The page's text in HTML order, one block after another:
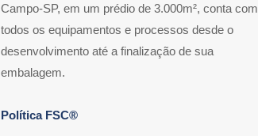
Campo-SP, em um prédio de 3.000m², conta com
todos os equipamentos e processos desde o
desenvolvimento até a finalização de sua
embalagem.
Política FSC®